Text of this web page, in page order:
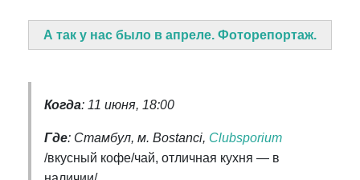
А так у нас было в апреле. Фоторепортаж.
Когда: 11 июня, 18:00
Где: Стамбул, м. Bostanci, Clubsporium
/вкусный кофе/чай, отличная кухня — в